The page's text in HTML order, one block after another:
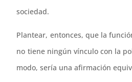
sociedad.
Plantear, entonces, que la
no tiene ningún vínculo con la
modo, sería una afirmación